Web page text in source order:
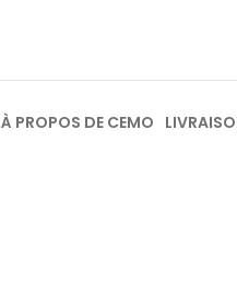
À PROPOS DE CEMO